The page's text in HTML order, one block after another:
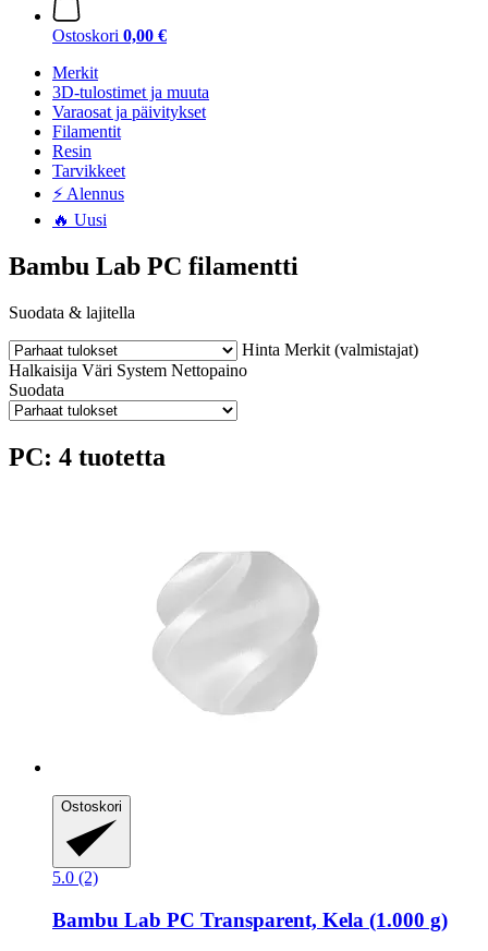
Ostoskori 0,00 €
Merkit
3D-tulostimet ja muuta
Varaosat ja päivitykset
Filamentit
Resin
Tarvikkeet
⚡ Alennus
🔥 Uusi
Bambu Lab PC filamentti
Suodata & lajitella
Hinta Merkit (valmistajat)
Halkaisija Väri System Nettopaino
Suodata
PC: 4 tuotetta
Ostoskori
5.0 (2)
Bambu Lab PC Transparent, Kela (1.000 g)